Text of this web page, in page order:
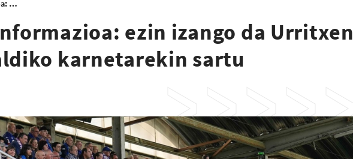
Bazkideentzako informazioa: ezin izango da Urritxen joan den denboraldiko karnetarekin sartu
ezin izango da Urritxen
karnetarekin sartu